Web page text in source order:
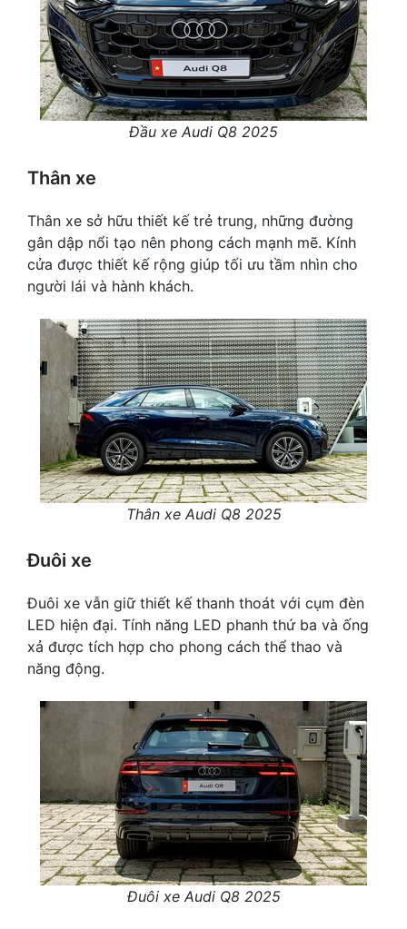
Đầu xe Audi Q8 2025
Thân xe
Thân xe sở hữu thiết kế trẻ trung, những đường
gân dập nổi tạo nên phong cách mạnh mẽ. Kính
cửa được thiết kế rộng giúp tối ưu tầm nhìn cho
người lái và hành khách.
Thân xe Audi Q8 2025
Đuôi xe
Đuôi xe vẫn giữ thiết kế thanh thoát với cụm đèn
LED hiện đại. Tính năng LED phanh thứ ba và ống
xả được tích hợp cho phong cách thể thao và
năng động.
Đuôi xe Audi Q8 2025